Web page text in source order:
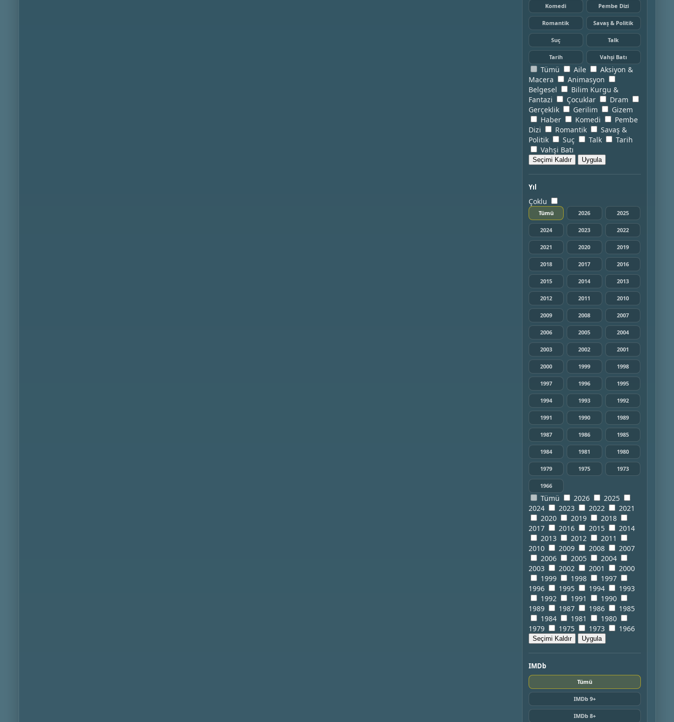
Komedi Pembe Dizi
Romantik Savaş & Politik
Suç Talk
Tarih Vahşi Batı
Tümü Aile
Aksiyon &
Macera
Animasyon
Belgesel
Bilim Kurgu &
Fantazi
Çocuklar
Dram
Gerçeklik
Gerilim
Gizem
Haber
Komedi
Pembe
Dizi
Romantik
Savaş &
Politik
Suç Talk
Tarih
Vahşi Batı
Seçimi Kaldır Uygula
Yıl
Çoklu
Tümü 2026 2025
2024 2023 2022
2021 2020 2019
2018 2017 2016
2015 2014 2013
2012 2011 2010
2009 2008 2007
2006 2005 2004
2003 2002 2001
2000 1999 1998
1997 1996 1995
1994 1993 1992
1991 1990 1989
1987 1986 1985
1984 1981 1980
1979 1975 1973
1966
Tümü 2026
2025
2024
2023 2022
2021
2020
2019
2018
2017
2016 2015
2014
2013
2012
2011
2010
2009 2008
2007
2006
2005
2004
2003
2002 2001
2000
1999
1998
1997
1996
1995 1994
1993
1992
1991
1990
1989
1987 1986
1985
1984
1981
1980
1979
1975 1973 1966
Seçimi Kaldır Uygula
IMDb
Tümü
IMDb 9+
IMDb 8+